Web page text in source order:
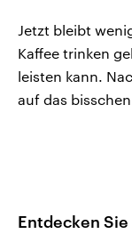
Jetzt bleibt
Kaffee trinken
leisten kann.
auf das
Entdecken